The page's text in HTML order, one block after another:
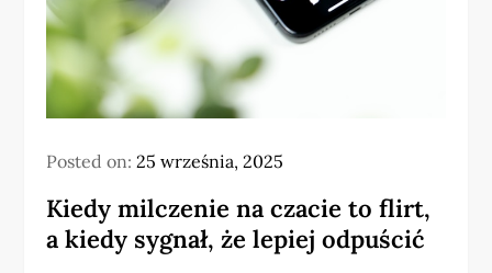
Posted on:25 września, 2025
Kiedy milczenie na czacie to flirt,
a kiedy sygnał, że lepiej odpuścić